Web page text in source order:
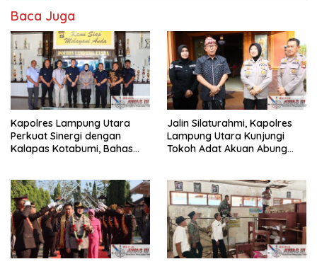
Baca Juga
Kapolres Lampung Utara
Perkuat Sinergi dengan
Kalapas Kotabumi, Bahas
Jalin Silaturahmi, Kapolres
Lampung Utara Kunjungi
Tokoh Adat Akuan Abung